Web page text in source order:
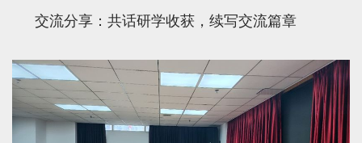
交流分享：共话研学收获，续写交流篇章